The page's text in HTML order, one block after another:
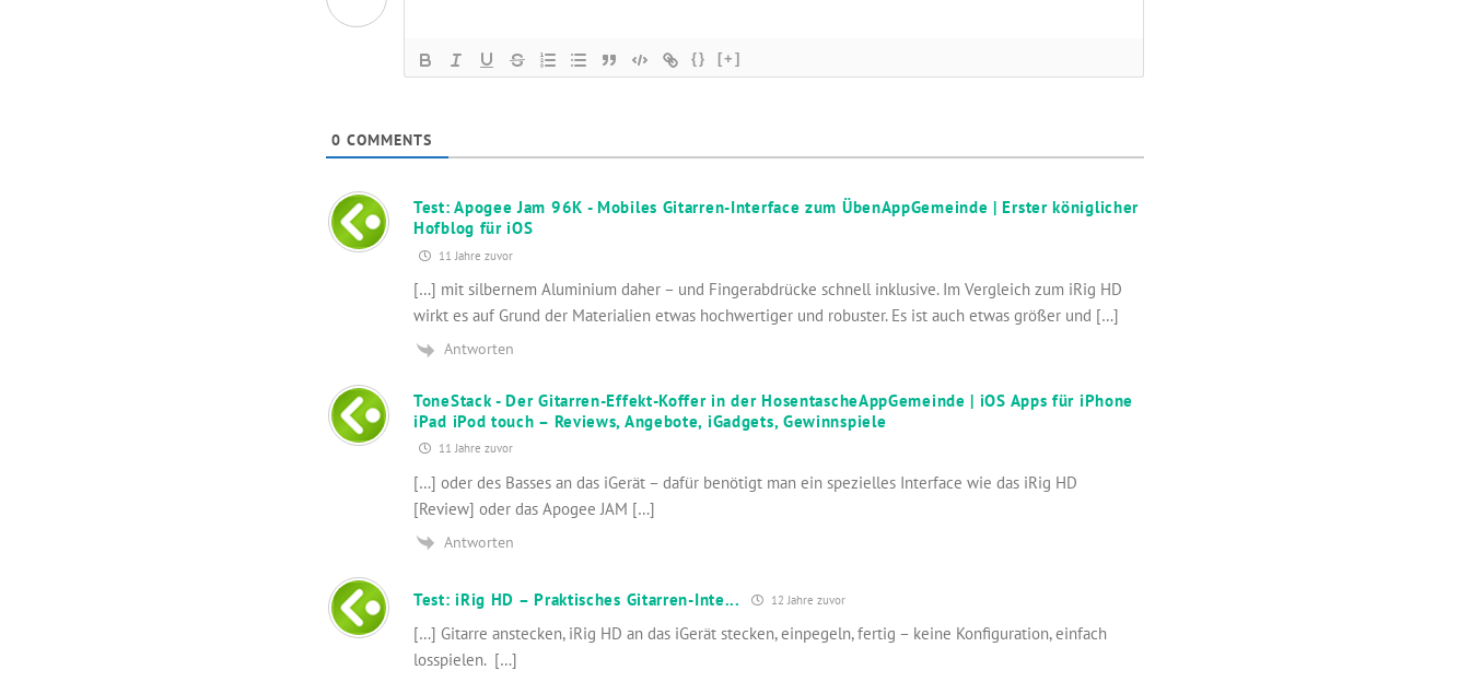
{} [+]
0 COMMENTS
Test: Apogee Jam 96K - Mobiles Gitarren-Interface zum ÜbenAppGemeinde | Erster königlicher
Hofblog für iOS
11 Jahre zuvor
[…] mit silbernem Aluminium daher – und Fingerabdrücke schnell inklusive. Im Vergleich zum iRig HD
wirkt es auf Grund der Materialien etwas hochwertiger und robuster. Es ist auch etwas größer und […]
Antworten
ToneStack - Der Gitarren-Effekt-Koffer in der HosentascheAppGemeinde | iOS Apps für iPhone
iPad iPod touch – Reviews, Angebote, iGadgets, Gewinnspiele
11 Jahre zuvor
[…] oder des Basses an das iGerät – dafür benötigt man ein spezielles Interface wie das iRig HD
[Review] oder das Apogee JAM […]
Antworten
Test: iRig HD – Praktisches Gitarren-Inte... 12 Jahre zuvor
[…] Gitarre anstecken, iRig HD an das iGerät stecken, einpegeln, fertig – keine Konfiguration, einfach
losspielen. […]